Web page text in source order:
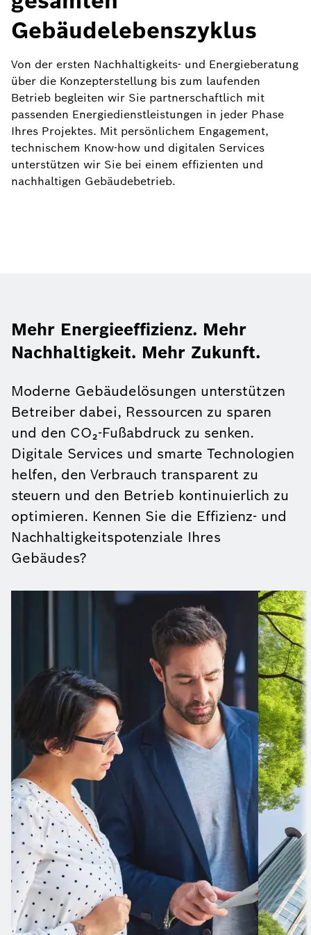
Gebäudelebenszyklus
Von der ersten Nachhaltigkeits- und Energieberatung
über die Konzepterstellung bis zum laufenden
Betrieb begleiten wir Sie partnerschaftlich mit
passenden Energiedienstleistungen in jeder Phase
Ihres Projektes. Mit persönlichem Engagement,
technischem Know-how und digitalen Services
unterstützen wir Sie bei einem effizienten und
nachhaltigen Gebäudebetrieb.
Mehr Energieeffizienz. Mehr
Nachhaltigkeit. Mehr Zukunft.
Moderne Gebäudelösungen unterstützen
Betreiber dabei, Ressourcen zu sparen
und den CO₂-Fußabdruck zu senken.
Digitale Services und smarte Technologien
helfen, den Verbrauch transparent zu
steuern und den Betrieb kontinuierlich zu
optimieren. Kennen Sie die Effizienz- und
Nachhaltigkeitspotenziale Ihres
Gebäudes?